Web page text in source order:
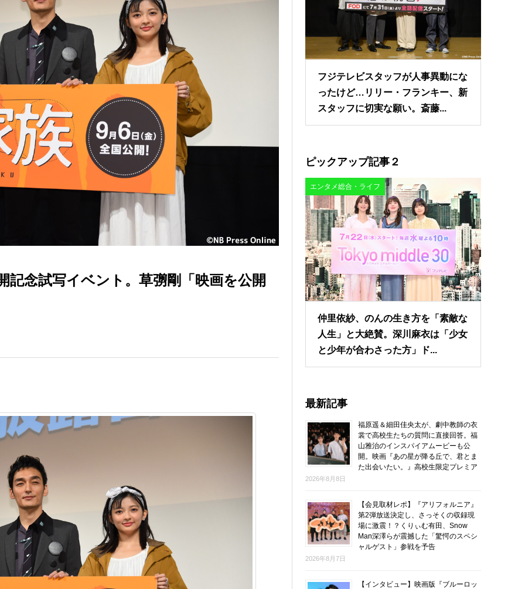
記念試写イベント。草彅剛「映画を公開
フジテレビスタッフが人事異動にな
ったけど…リリー・フランキー、新
スタッフに切実な願い。斎藤...
ピックアップ記事２
エンタメ総合・ライフ
仲里依紗、のんの生き方を「素敵な
人生」と大絶賛。深川麻衣は「少女
と少年が合わさった方」ド...
最新記事
福原遥＆細田佳央太が、劇中教師の衣
裳で高校生たちの質問に直接回答。福
山雅治のインスパイアムービーも公
開。映画『あの星が降る丘で、君とま
た出会いたい。』高校生限定プレミア
2026年8月8日
【会見取材レポ】『アリフォルニア』
第2弾放送決定し、さっそくの収録現
場に激震！？くりぃむ有田、Snow
Man深澤らが震撼した「驚愕のスペシ
ャルゲスト」参戦を予告
2026年8月7日
【インタビュー】映画版『ブルーロッ